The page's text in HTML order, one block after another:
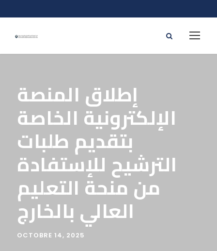
إطلاق المنصة
الإلكترونية الخاصة
بتقديم طلبات
الترشيح للإستفادة
من منحة التعليم
العالي بالخارج
OCTOBRE 14, 2025